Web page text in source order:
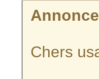
Annonce
Chers